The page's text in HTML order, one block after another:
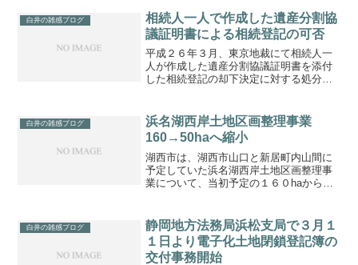
の早めの登記手続が求...
白井の雑感ブログ
相続人一人で作成した遺産分割協
議証明書による相続登記の可否
平成２６年３月、東京地裁にて相続人一
人が作成した遺産分割協議証明書を添付
した相続登記の却下決定に対する処分取
人は、乙と丙であった。 被相続人甲の
遺産分割を行なう前に乙が...
白井の雑感ブログ
浜名湖西岸土地区画整理事業
160→50haへ縮小
湖西市は、湖西市山口と新居町内山間に
予定していた浜名湖西岸土地区画整理事
業について、当初予定の１６０haから５
白井の雑感ブログ
静岡地方法務局浜松支局で３月１
１日より電子化土地閉鎖登記簿の
交付事務開始